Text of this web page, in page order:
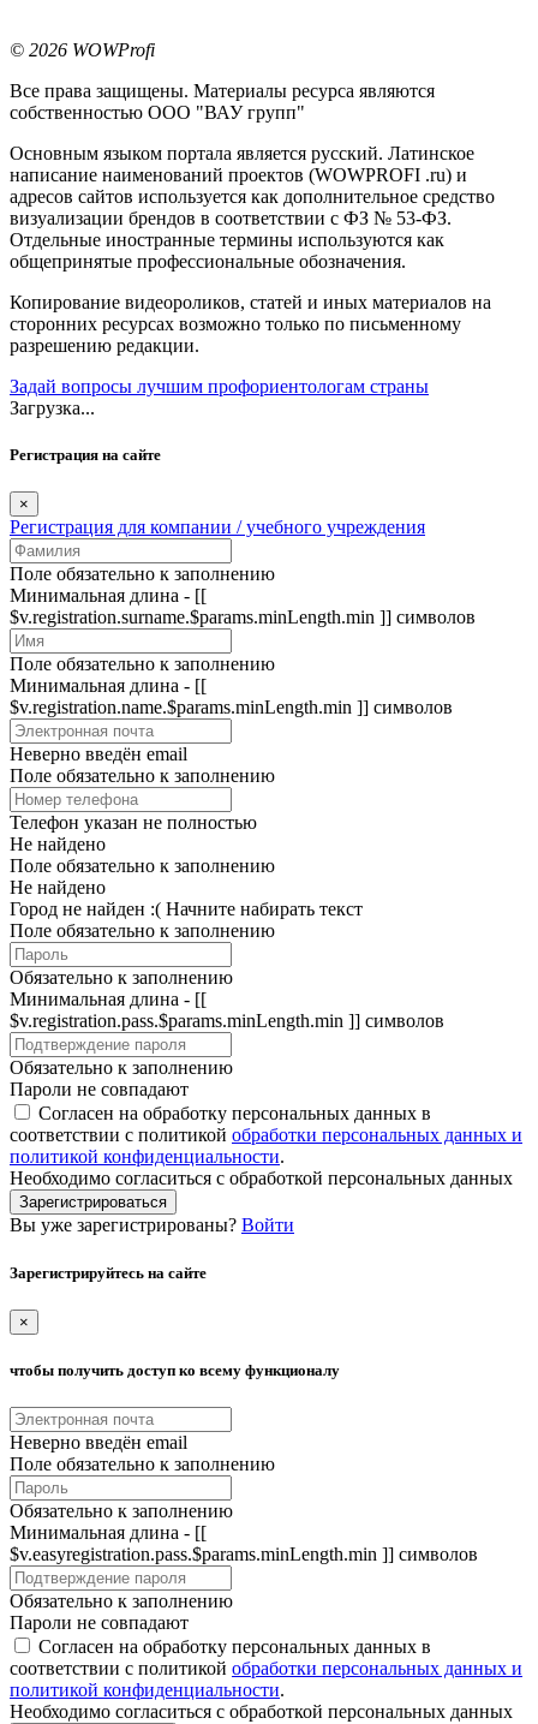
© 2026 WOWProfi
Все права защищены. Материалы ресурса являются
собственностью ООО "ВАУ групп"
Основным языком портала является русский. Латинское
написание наименований проектов (WOWPROFI .ru) и
адресов сайтов используется как дополнительное средство
визуализации брендов в соответствии с ФЗ № 53-ФЗ.
Отдельные иностранные термины используются как
общепринятые профессиональные обозначения.
Копирование видеороликов, статей и иных материалов на
сторонних ресурсах возможно только по письменному
разрешению редакции.
Задай вопросы лучшим профориентологам страны
Загрузка...
Регистрация на сайте
×
Регистрация для компании / учебного учреждения
Поле обязательно к заполнению
Минимальная длина - [[
$v.registration.surname.$params.minLength.min ]] символов
Поле обязательно к заполнению
Минимальная длина - [[
$v.registration.name.$params.minLength.min ]] символов
Неверно введён email
Поле обязательно к заполнению
Телефон указан не полностью
Не найдено
Поле обязательно к заполнению
Не найдено
Город не найден :( Начните набирать текст
Поле обязательно к заполнению
Обязательно к заполнению
Минимальная длина - [[
$v.registration.pass.$params.minLength.min ]] символов
Обязательно к заполнению
Пароли не совпадают
Согласен на обработку персональных данных в
соответствии с политикой обработки персональных данных и
политикой конфиденциальности.
Необходимо согласиться с обработкой персональных данных
Зарегистрироваться
Вы уже зарегистрированы? Войти
Зарегистрируйтесь на сайте
×
чтобы получить доступ ко всему функционалу
Неверно введён email
Поле обязательно к заполнению
Обязательно к заполнению
Минимальная длина - [[
$v.easyregistration.pass.$params.minLength.min ]] символов
Обязательно к заполнению
Пароли не совпадают
Согласен на обработку персональных данных в
соответствии с политикой обработки персональных данных и
политикой конфиденциальности.
Необходимо согласиться с обработкой персональных данных